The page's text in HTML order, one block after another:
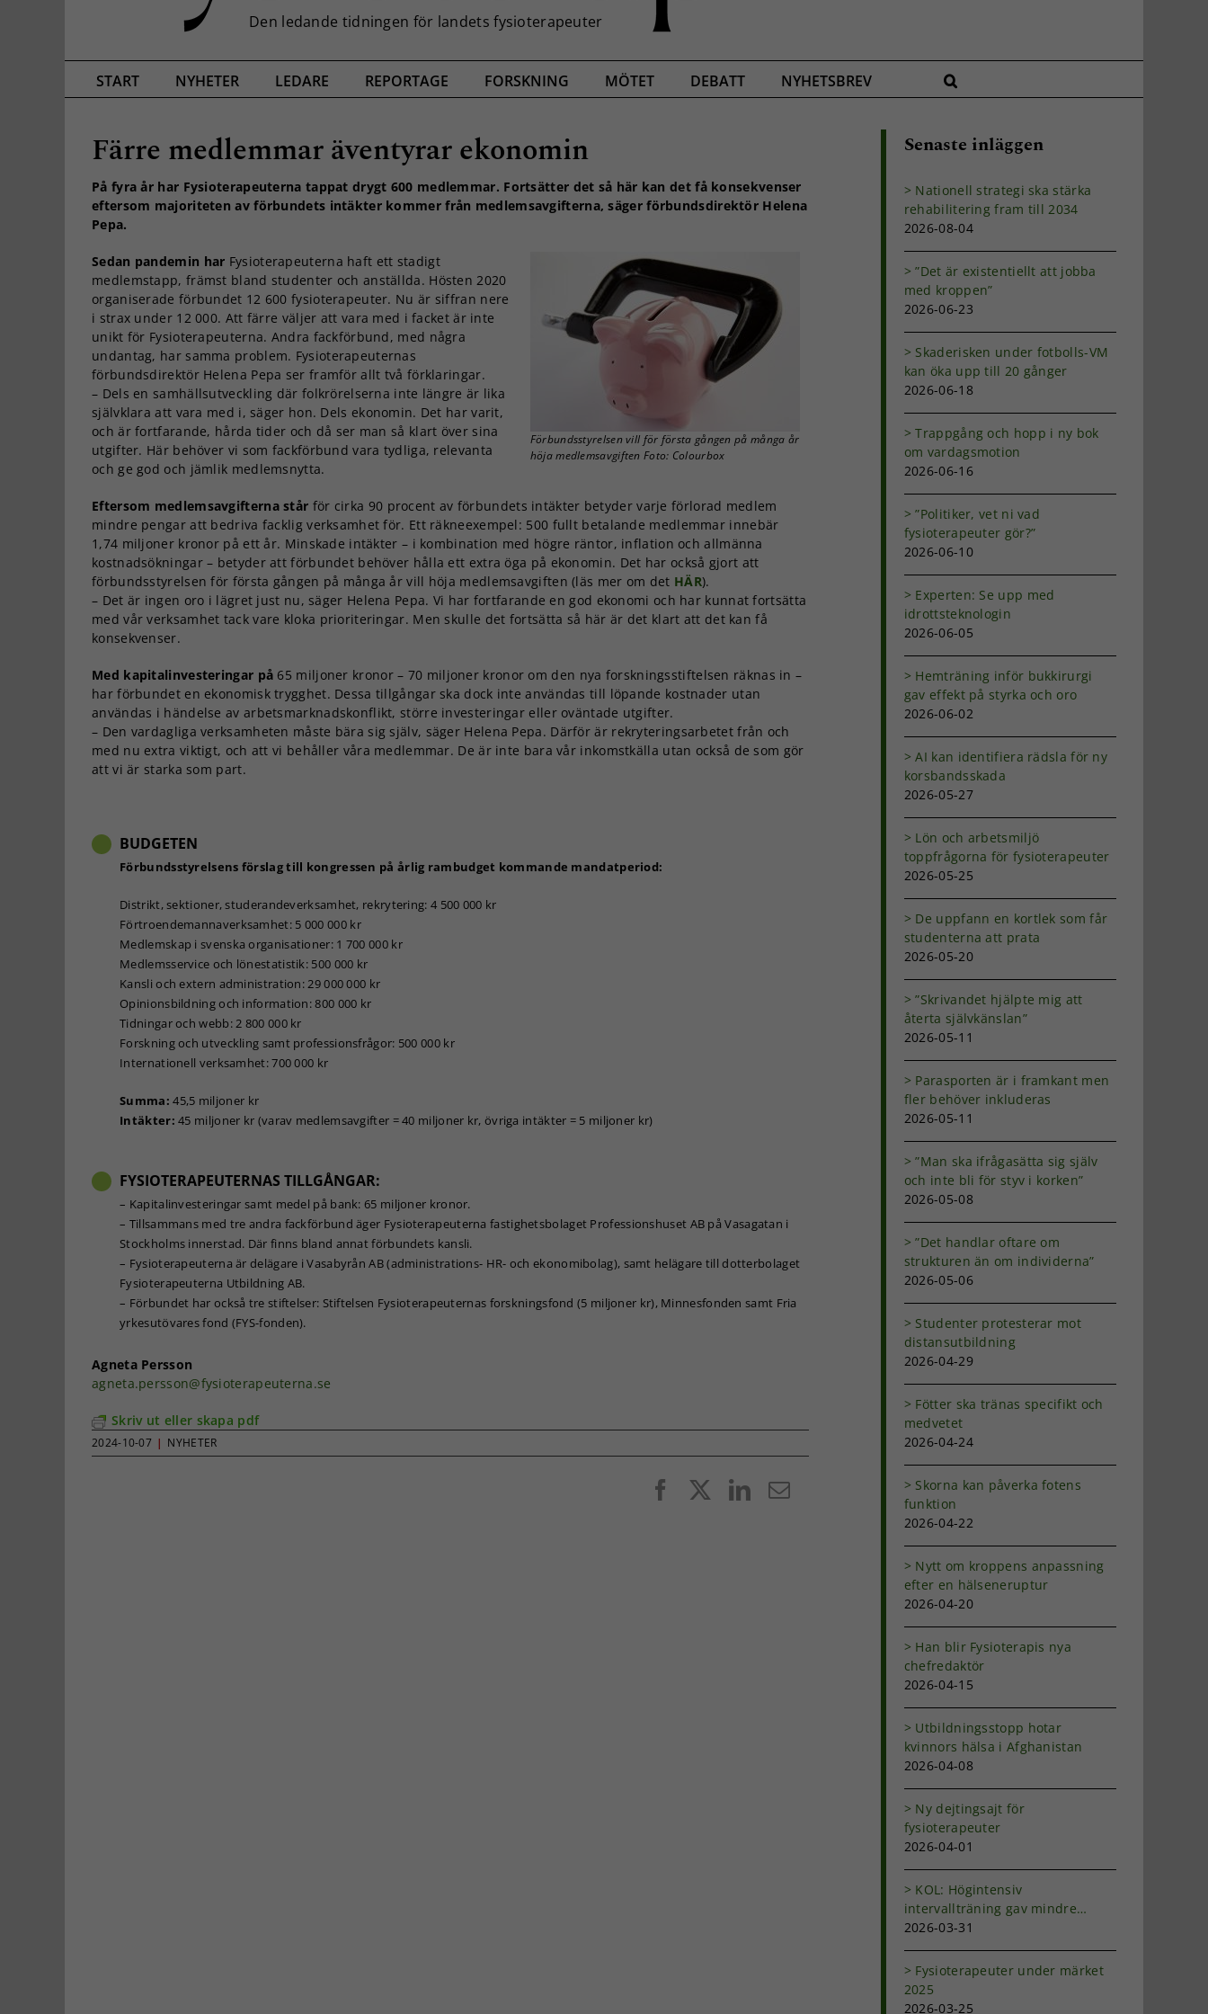
START NYHETER LEDARE REPORTAGE FORSKNING MÖTET DEBATT NYHETSBREV
Färre medlemmar äventyrar ekonomin
På fyra år har Fysioterapeuterna tappat drygt 600 medlemmar. Fortsätter det så här kan det få konsekvenser
eftersom majoriteten av förbundets intäkter kommer från medlemsavgifterna, säger förbundsdirektör Helena
Pepa.
Förbundsstyrelsen vill för första gången på många år
höja medlemsavgiften Foto: Colourbox
Sedan pandemin har Fysioterapeuterna haft ett stadigt
medlemstapp, främst bland studenter och anställda. Hösten 2020
organiserade förbundet 12 600 fysioterapeuter. Nu är siffran nere
i strax under 12 000. Att färre väljer att vara med i facket är inte
unikt för Fysioterapeuterna. Andra fackförbund, med några
undantag, har samma problem. Fysioterapeuternas
förbundsdirektör Helena Pepa ser framför allt två förklaringar.
– Dels en samhällsutveckling där folkrörelserna inte längre är lika
självklara att vara med i, säger hon. Dels ekonomin. Det har varit,
och är fortfarande, hårda tider och då ser man så klart över sina
utgifter. Här behöver vi som fackförbund vara tydliga, relevanta
och ge god och jämlik medlemsnytta.
Eftersom medlemsavgifterna står för cirka 90 procent av förbundets intäkter betyder varje förlorad medlem
mindre pengar att bedriva facklig verksamhet för. Ett räkneexempel: 500 fullt betalande medlemmar innebär
1,74 miljoner kronor på ett år. Minskade intäkter – i kombination med högre räntor, inflation och allmänna
kostnadsökningar – betyder att förbundet behöver hålla ett extra öga på ekonomin. Det har också gjort att
förbundsstyrelsen för första gången på många år vill höja medlemsavgiften (läs mer om det HÄR).
– Det är ingen oro i lägret just nu, säger Helena Pepa. Vi har fortfarande en god ekonomi och har kunnat fortsätta
med vår verksamhet tack vare kloka prioriteringar. Men skulle det fortsätta så här är det klart att det kan få
konsekvenser.
Med kapitalinvesteringar på 65 miljoner kronor – 70 miljoner kronor om den nya forskningsstiftelsen räknas in –
har förbundet en ekonomisk trygghet. Dessa tillgångar ska dock inte användas till löpande kostnader utan
användas i händelse av arbetsmarknadskonflikt, större investeringar eller oväntade utgifter.
– Den vardagliga verksamheten måste bära sig själv, säger Helena Pepa. Därför är rekryteringsarbetet från och
med nu extra viktigt, och att vi behåller våra medlemmar. De är inte bara vår inkomstkälla utan också de som gör
att vi är starka som part.
BUDGETEN
Förbundsstyrelsens förslag till kongressen på årlig rambudget kommande mandatperiod:
Distrikt, sektioner, studerandeverksamhet, rekrytering: 4 500 000 kr
Förtroendemannaverksamhet: 5 000 000 kr
Medlemskap i svenska organisationer: 1 700 000 kr
Medlemsservice och lönestatistik: 500 000 kr
Kansli och extern administration: 29 000 000 kr
Opinionsbildning och information: 800 000 kr
Tidningar och webb: 2 800 000 kr
Forskning och utveckling samt professionsfrågor: 500 000 kr
Internationell verksamhet: 700 000 kr
Summa: 45,5 miljoner kr
Intäkter: 45 miljoner kr (varav medlemsavgifter = 40 miljoner kr, övriga intäkter = 5 miljoner kr)
FYSIOTERAPEUTERNAS TILLGÅNGAR:
– Kapitalinvesteringar samt medel på bank: 65 miljoner kronor.
– Tillsammans med tre andra fackförbund äger Fysioterapeuterna fastighetsbolaget Professionshuset AB på Vasagatan i
Stockholms innerstad. Där finns bland annat förbundets kansli.
– Fysioterapeuterna är delägare i Vasabyrån AB (administrations- HR- och ekonomibolag), samt helägare till dotterbolaget
Fysioterapeuterna Utbildning AB.
– Förbundet har också tre stiftelser: Stiftelsen Fysioterapeuternas forskningsfond (5 miljoner kr), Minnesfonden samt Fria
yrkesutövares fond (FYS-fonden).
Agneta Persson
agneta.persson@fysioterapeuterna.se
Skriv ut eller skapa pdf
2024-10-07 | NYHETER
FacebookLinkedIn
E-
Senaste inläggen
Nationell strategi ska stärka
rehabilitering fram till 2034
2026-08-04
”Det är existentiellt att jobba
med kroppen”
2026-06-23
Skaderisken under fotbolls-VM
kan öka upp till 20 gånger
2026-06-18
Trappgång och hopp i ny bok
om vardagsmotion
2026-06-16
”Politiker, vet ni vad
fysioterapeuter gör?”
2026-06-10
Experten: Se upp med
idrottsteknologin
2026-06-05
Hemträning inför bukkirurgi
gav effekt på styrka och oro
2026-06-02
AI kan identifiera rädsla för ny
korsbandsskada
2026-05-27
Lön och arbetsmiljö
toppfrågorna för fysioterapeuter
2026-05-25
De uppfann en kortlek som får
studenterna att prata
2026-05-20
”Skrivandet hjälpte mig att
återta självkänslan”
2026-05-11
Parasporten är i framkant men
fler behöver inkluderas
2026-05-11
”Man ska ifrågasätta sig själv
och inte bli för styv i korken”
2026-05-08
”Det handlar oftare om
strukturen än om individerna”
2026-05-06
Studenter protesterar mot
distansutbildning
2026-04-29
Fötter ska tränas specifikt och
medvetet
2026-04-24
Skorna kan påverka fotens
funktion
2026-04-22
Nytt om kroppens anpassning
efter en hälseneruptur
2026-04-20
Han blir Fysioterapis nya
chefredaktör
2026-04-15
Utbildningsstopp hotar
kvinnors hälsa i Afghanistan
2026-04-08
Ny dejtingsajt för
fysioterapeuter
2026-04-01
KOL: Högintensiv
intervallträning gav mindre
andfåddhet
2026-03-31
Fysioterapeuter under märket
2025
2026-03-25